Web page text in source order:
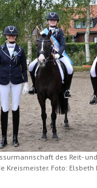
des Reit-
Kreismeister. Foto: Elsbeth